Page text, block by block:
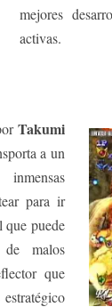
mejores
activas.
Takumi
a un
para ir
que puede
malos
que